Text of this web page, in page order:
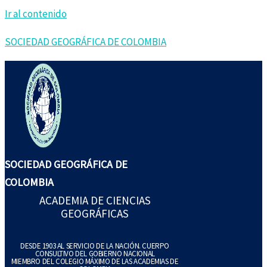
Ir al contenido
SOCIEDAD GEOGRÁFICA DE COLOMBIA
SOCIEDAD GEOGRÁFICA DE
COLOMBIA
ACADEMIA DE CIENCIAS
GEOGRÁFICAS
DESDE 1903 AL SERVICIO DE LA NACIÓN. CUERPO
CONSULTIVO DEL GOBIERNO NACIONAL
MIEMBRO DEL COLEGIO MÁXIMO DE LAS ACADEMIAS DE